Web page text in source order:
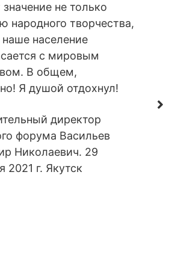
не только
народного творчества,
наше население
с мировым
В общем,
Я душой отдохнул!
директор
форума Васильев
Николаевич. 29
2021 г. Якутск